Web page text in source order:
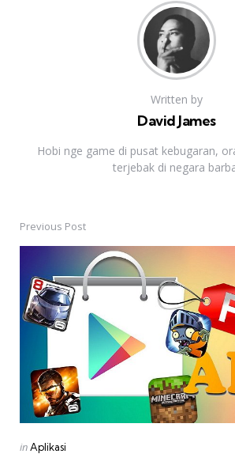
Written by
David James
Hobi nge game di pusat kebugaran,
terjebak di negara
Post
navigation
Previous Post
Posted
inAplikasi